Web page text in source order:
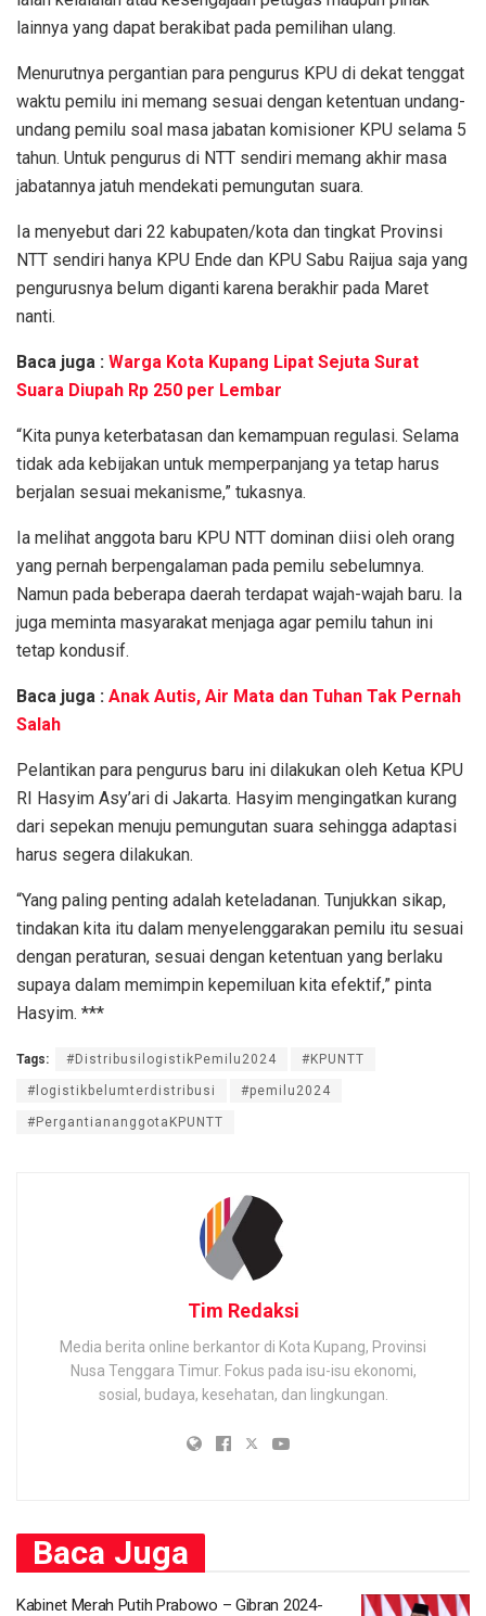
lainnya yang dapat berakibat pada pemilihan ulang.
Menurutnya pergantian para pengurus KPU di dekat tenggat
waktu pemilu ini memang sesuai dengan ketentuan undang-
undang pemilu soal masa jabatan komisioner KPU selama 5
tahun. Untuk pengurus di NTT sendiri memang akhir masa
jabatannya jatuh mendekati pemungutan suara.
Ia menyebut dari 22 kabupaten/kota dan tingkat Provinsi
NTT sendiri hanya KPU Ende dan KPU Sabu Raijua saja yang
pengurusnya belum diganti karena berakhir pada Maret
nanti.
Baca juga : Warga Kota Kupang Lipat Sejuta Surat
Suara Diupah Rp 250 per Lembar
“Kita punya keterbatasan dan kemampuan regulasi. Selama
tidak ada kebijakan untuk memperpanjang ya tetap harus
berjalan sesuai mekanisme,” tukasnya.
Ia melihat anggota baru KPU NTT dominan diisi oleh orang
yang pernah berpengalaman pada pemilu sebelumnya.
Namun pada beberapa daerah terdapat wajah-wajah baru. Ia
juga meminta masyarakat menjaga agar pemilu tahun ini
tetap kondusif.
Baca juga : Anak Autis, Air Mata dan Tuhan Tak Pernah
Salah
Pelantikan para pengurus baru ini dilakukan oleh Ketua KPU
RI Hasyim Asy’ari di Jakarta. Hasyim mengingatkan kurang
dari sepekan menuju pemungutan suara sehingga adaptasi
harus segera dilakukan.
“Yang paling penting adalah keteladanan. Tunjukkan sikap,
tindakan kita itu dalam menyelenggarakan pemilu itu sesuai
dengan peraturan, sesuai dengan ketentuan yang berlaku
supaya dalam memimpin kepemiluan kita efektif,” pinta
Hasyim. ***
Tags: #DistribusilogistikPemilu2024 #KPUNTT
#logistikbelumterdistribusi #pemilu2024
#PergantiananggotaKPUNTT
Tim Redaksi
Media berita online berkantor di Kota Kupang, Provinsi
Nusa Tenggara Timur. Fokus pada isu-isu ekonomi,
sosial, budaya, kesehatan, dan lingkungan.
Baca Juga
Kabinet Merah Putih Prabowo – Gibran 2024-